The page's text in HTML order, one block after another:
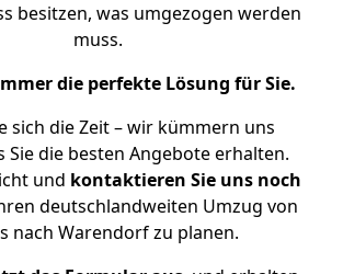
besitzen, was umgezogen werden
muss.
die perfekte Lösung für Sie.
sich die Zeit – wir kümmern uns
Sie die besten Angebote erhalten.
und kontaktieren Sie uns noch
deutschlandweiten Umzug von
nach Warendorf zu planen.